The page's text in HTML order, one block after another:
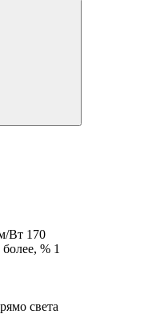
Вт 170
% 1
света